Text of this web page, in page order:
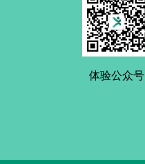
体验公众号